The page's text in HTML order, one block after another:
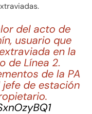
del acto de
usuario que
en la
de Línea 2.
de la PA
de estación